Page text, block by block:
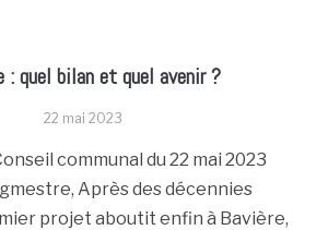
: quel bilan et quel avenir ?
22 mai 2023
communal du 22 mai 2023
Après des décennies
projet aboutit enfin à Bavière,